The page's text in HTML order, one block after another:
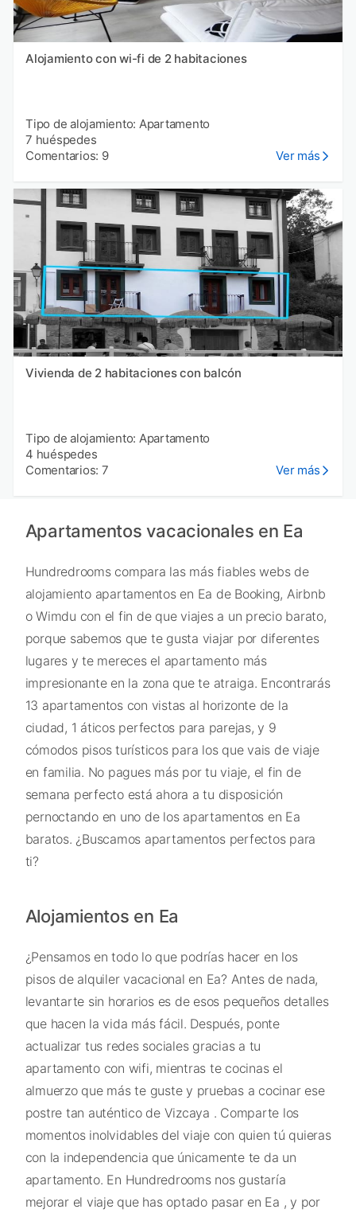
Alojamiento con wi-fi de 2 habitaciones
Tipo de alojamiento: Apartamento
7 huéspedes
Comentarios: 9
Ver más
Vivienda de 2 habitaciones con balcón
Tipo de alojamiento: Apartamento
4 huéspedes
Comentarios: 7
Ver más
Apartamentos vacacionales en Ea
Hundredrooms compara las más fiables webs de
alojamiento apartamentos en Ea de Booking, Airbnb
o Wimdu con el fin de que viajes a un precio barato,
porque sabemos que te gusta viajar por diferentes
lugares y te mereces el apartamento más
impresionante en la zona que te atraiga. Encontrarás
13 apartamentos con vistas al horizonte de la
ciudad, 1 áticos perfectos para parejas, y 9
cómodos pisos turísticos para los que vais de viaje
en familia. No pagues más por tu viaje, el fin de
semana perfecto está ahora a tu disposición
pernoctando en uno de los apartamentos en Ea
baratos. ¿Buscamos apartamentos perfectos para
ti?
Alojamientos en Ea
¿Pensamos en todo lo que podrías hacer en los
pisos de alquiler vacacional en Ea? Antes de nada,
levantarte sin horarios es de esos pequeños detalles
que hacen la vida más fácil. Después, ponte
actualizar tus redes sociales gracias a tu
apartamento con wifi, mientras te cocinas el
almuerzo que más te guste y pruebas a cocinar ese
postre tan auténtico de Vizcaya . Comparte los
momentos inolvidables del viaje con quien tú quieras
con la independencia que únicamente te da un
apartamento. En Hundredrooms nos gustaría
mejorar el viaje que has optado pasar en Ea , y por